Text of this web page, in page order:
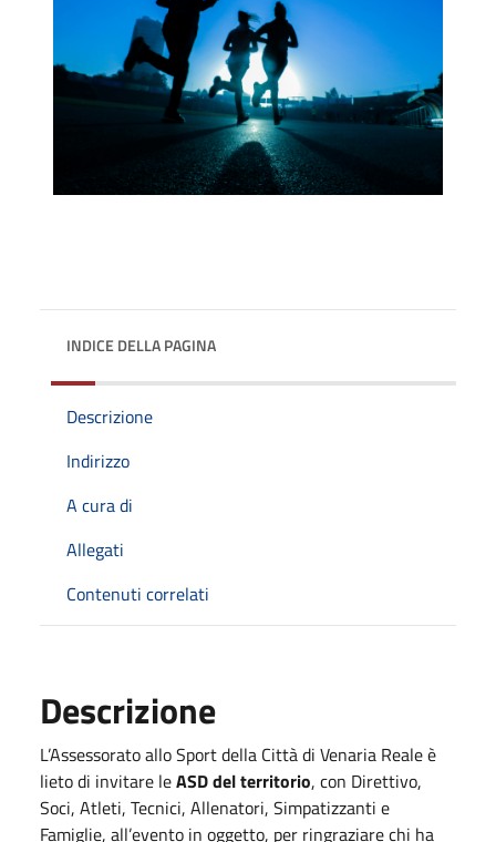
INDICE DELLA PAGINA
Descrizione
Indirizzo
A cura di
Allegati
Contenuti correlati
Descrizione
L’Assessorato allo Sport della Città di Venaria Reale è
lieto di invitare leASD del territorio, con Direttivo,
Soci, Atleti, Tecnici, Allenatori, Simpatizzanti e
Famiglie, all’evento in oggetto, per ringraziare chi ha